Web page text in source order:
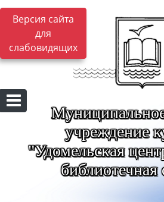
Версия сайта
для
слабовидящих
учреждение
"Удомельская
библиотечная